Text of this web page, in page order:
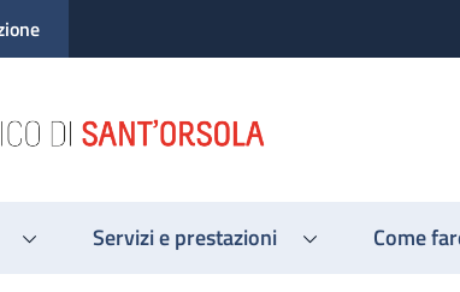
Servizi e prestazioni Come